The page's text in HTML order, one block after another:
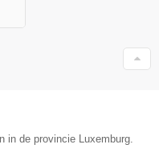
in de provincie Luxemburg.